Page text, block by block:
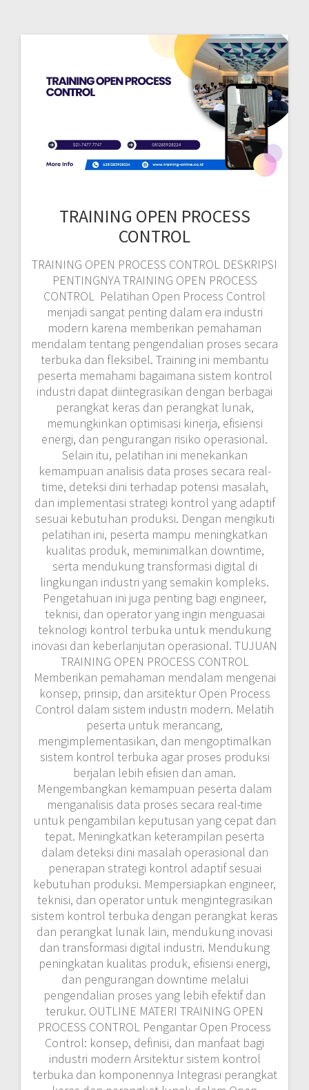
TRAINING OPEN PROCESS
CONTROL
TRAINING OPEN PROCESS CONTROL DESKRIPSI
PENTINGNYA TRAINING OPEN PROCESS
CONTROL Pelatihan Open Process Control
menjadi sangat penting dalam era industri
modern karena memberikan pemahaman
mendalam tentang pengendalian proses secara
terbuka dan fleksibel. Training ini membantu
peserta memahami bagaimana sistem kontrol
industri dapat diintegrasikan dengan berbagai
perangkat keras dan perangkat lunak,
memungkinkan optimisasi kinerja, efisiensi
energi, dan pengurangan risiko operasional.
Selain itu, pelatihan ini menekankan
kemampuan analisis data proses secara real-
time, deteksi dini terhadap potensi masalah,
dan implementasi strategi kontrol yang adaptif
sesuai kebutuhan produksi. Dengan mengikuti
pelatihan ini, peserta mampu meningkatkan
kualitas produk, meminimalkan downtime,
serta mendukung transformasi digital di
lingkungan industri yang semakin kompleks.
Pengetahuan ini juga penting bagi engineer,
teknisi, dan operator yang ingin menguasai
teknologi kontrol terbuka untuk mendukung
inovasi dan keberlanjutan operasional. TUJUAN
TRAINING OPEN PROCESS CONTROL
Memberikan pemahaman mendalam mengenai
konsep, prinsip, dan arsitektur Open Process
Control dalam sistem industri modern. Melatih
peserta untuk merancang,
mengimplementasikan, dan mengoptimalkan
sistem kontrol terbuka agar proses produksi
berjalan lebih efisien dan aman.
Mengembangkan kemampuan peserta dalam
menganalisis data proses secara real-time
untuk pengambilan keputusan yang cepat dan
tepat. Meningkatkan keterampilan peserta
dalam deteksi dini masalah operasional dan
penerapan strategi kontrol adaptif sesuai
kebutuhan produksi. Mempersiapkan engineer,
teknisi, dan operator untuk mengintegrasikan
sistem kontrol terbuka dengan perangkat keras
dan perangkat lunak lain, mendukung inovasi
dan transformasi digital industri. Mendukung
peningkatan kualitas produk, efisiensi energi,
dan pengurangan downtime melalui
pengendalian proses yang lebih efektif dan
terukur. OUTLINE MATERI TRAINING OPEN
PROCESS CONTROL Pengantar Open Process
Control: konsep, definisi, dan manfaat bagi
industri modern Arsitektur sistem kontrol
terbuka dan komponennya Integrasi perangkat